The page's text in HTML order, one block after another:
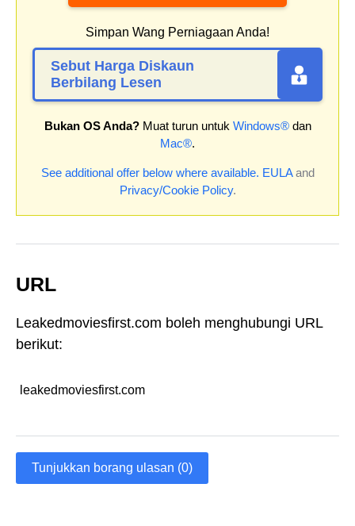
Simpan Wang Perniagaan Anda!
Sebut Harga Diskaun
Berbilang Lesen
Bukan OS Anda?Muat turun untuk Windows®dan
Mac®.
See additional offer below where available. EULAand
Privacy/Cookie Policy.
URL
Leakedmoviesfirst.com boleh menghubungi URL
berikut:
leakedmoviesfirst.com
Tunjukkan borang ulasan (0)